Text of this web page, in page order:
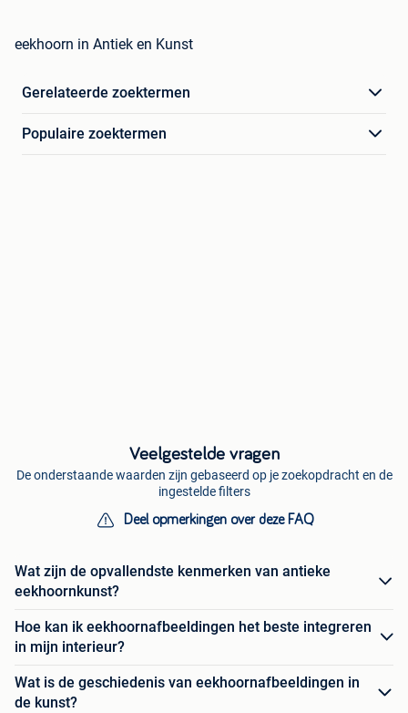
eekhoorn in Antiek en Kunst
Gerelateerde zoektermen
Populaire zoektermen
Veelgestelde vragen
De onderstaande waarden zijn gebaseerd op je zoekopdracht en de
ingestelde filters
Deel opmerkingen over deze FAQ
Wat zijn de opvallendste kenmerken van antieke
eekhoornkunst?
Hoe kan ik eekhoornafbeeldingen het beste integreren
in mijn interieur?
Wat is de geschiedenis van eekhoornafbeeldingen in
de kunst?